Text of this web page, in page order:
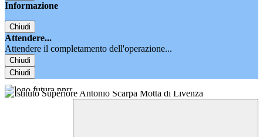
Informazione
Chiudi
Attendere...
Attendere il completamento dell'operazione...
Chiudi
Chiudi